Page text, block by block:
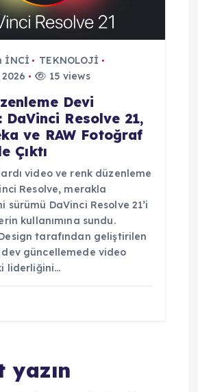
İNCİ
TEKNOLOJİ
15 views
Devi
DaVinci Resolve 21,
ve RAW Fotoğraf
Çıktı
video ve renk düzenleme
Resolve, merakla
sürümü DaVinci Resolve 21’i
kullanımına sundu.
tarafından geliştirilen
güncellemede video
liderliğini…
yazın